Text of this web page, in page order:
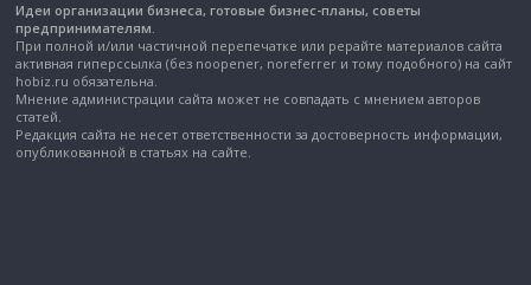
Идеи организации бизнеса, готовые бизнес-планы, советы
предпринимателям.
При полной и/или частичной перепечатке или рерайте материалов сайта
активная гиперссылка (без noopener, noreferrer и тому подобного) на сайт
hobiz.ru обязательна.
Мнение администрации сайта может не совпадать с мнением авторов
статей.
Редакция сайта не несет ответственности за достоверность информации,
опубликованной в статьях на сайте.